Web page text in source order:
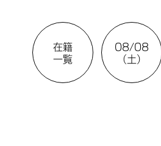
在籍
一覧
08/08
（土）